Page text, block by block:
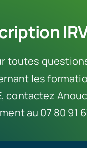
toutes
les
contactez
au 07 80 91